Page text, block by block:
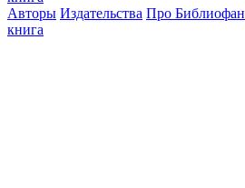
Авторы Издательства Про Библиофан
книга